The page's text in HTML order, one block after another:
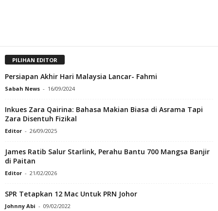
PILIHAN EDITOR
Persiapan Akhir Hari Malaysia Lancar- Fahmi
Sabah News - 16/09/2024
Inkues Zara Qairina: Bahasa Makian Biasa di Asrama Tapi
Zara Disentuh Fizikal
Editor - 26/09/2025
James Ratib Salur Starlink, Perahu Bantu 700 Mangsa Banjir
di Paitan
Editor - 21/02/2026
SPR Tetapkan 12 Mac Untuk PRN Johor
Johnny Abi - 09/02/2022